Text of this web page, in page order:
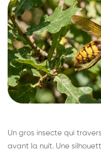
Un gros insecte qui
avant la nuit. Une